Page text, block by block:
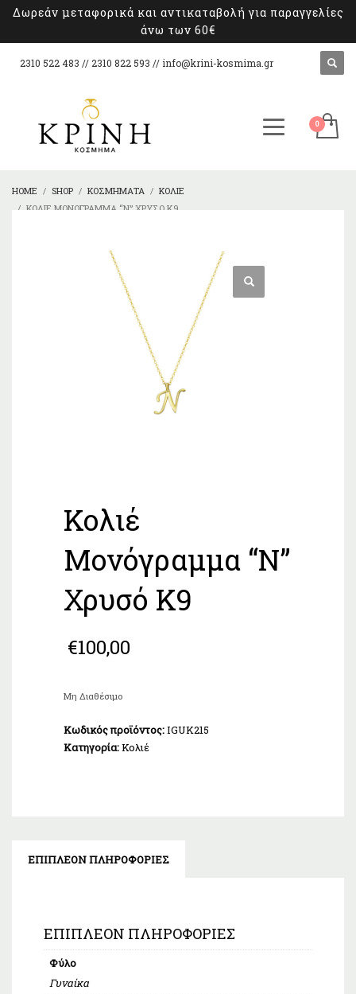
Δωρεάν μεταφορικά και αντικαταβολή για παραγγελίες
άνω των 60€
2310 522 483 // 2310 822 593 // info@krini-kosmima.gr
HOME SHOP ΚΟΣΜΉΜΑΤΑ
ΚΟΛΙΈ
ΚΟΛΙΈ ΜΟΝΌΓΡΑΜΜΑ “Ν” ΧΡΥΣΌ Κ9
Κολιέ
Μονόγραμμα “Ν”
Χρυσό Κ9
€100,00
Μη Διαθέσιμο
Κωδικός προϊόντος:IGUK215
Κατηγορία:Κολιέ
ΕΠΙΠΛΈΟΝ ΠΛΗΡΟΦΟΡΊΕΣ
ΕΠΙΠΛΈΟΝ ΠΛΗΡΟΦΟΡΊΕΣ
Φύλο
Γυναίκα